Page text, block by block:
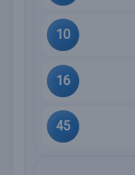
10
16
45